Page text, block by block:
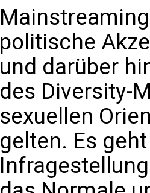
politische
und darüber
des Diversity-
sexuellen
gelten. Es